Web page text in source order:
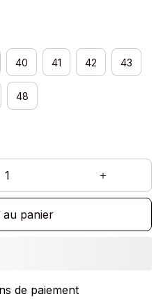
40 41 42 43
48
au panier
de paiement